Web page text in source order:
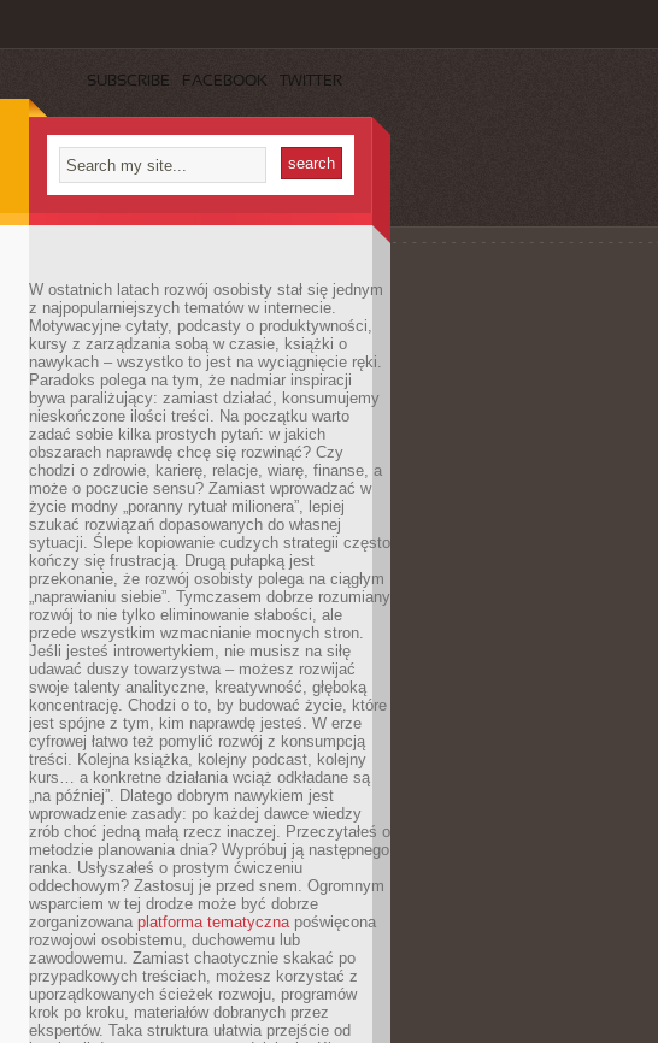
SUBSCRIBE FACEBOOK TWITTER
W ostatnich latach rozwój osobisty stał się jednym
z najpopularniejszych tematów w internecie.
Motywacyjne cytaty, podcasty o produktywności,
kursy z zarządzania sobą w czasie, książki o
nawykach – wszystko to jest na wyciągnięcie ręki.
Paradoks polega na tym, że nadmiar inspiracji
bywa paraliżujący: zamiast działać, konsumujemy
nieskończone ilości treści. Na początku warto
zadać sobie kilka prostych pytań: w jakich
obszarach naprawdę chcę się rozwinąć? Czy
chodzi o zdrowie, karierę, relacje, wiarę, finanse, a
może o poczucie sensu? Zamiast wprowadzać w
życie modny „poranny rytuał milionera”, lepiej
szukać rozwiązań dopasowanych do własnej
sytuacji. Ślepe kopiowanie cudzych strategii często
kończy się frustracją. Drugą pułapką jest
przekonanie, że rozwój osobisty polega na ciągłym
„naprawianiu siebie”. Tymczasem dobrze rozumiany
rozwój to nie tylko eliminowanie słabości, ale
przede wszystkim wzmacnianie mocnych stron.
Jeśli jesteś introwertykiem, nie musisz na siłę
udawać duszy towarzystwa – możesz rozwijać
swoje talenty analityczne, kreatywność, głęboką
koncentrację. Chodzi o to, by budować życie, które
jest spójne z tym, kim naprawdę jesteś. W erze
cyfrowej łatwo też pomylić rozwój z konsumpcją
treści. Kolejna książka, kolejny podcast, kolejny
kurs… a konkretne działania wciąż odkładane są
„na później”. Dlatego dobrym nawykiem jest
wprowadzenie zasady: po każdej dawce wiedzy
zrób choć jedną małą rzecz inaczej. Przeczytałeś o
metodzie planowania dnia? Wypróbuj ją następnego
ranka. Usłyszałeś o prostym ćwiczeniu
oddechowym? Zastosuj je przed snem. Ogromnym
wsparciem w tej drodze może być dobrze
zorganizowana platforma tematycznapoświęcona
rozwojowi osobistemu, duchowemu lub
zawodowemu. Zamiast chaotycznie skakać po
przypadkowych treściach, możesz korzystać z
uporządkowanych ścieżek rozwoju, programów
krok po kroku, materiałów dobranych przez
ekspertów. Taka struktura ułatwia przejście od